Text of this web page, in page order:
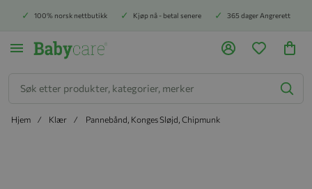
100% norsk nettbutikk Kjøp nå - betal senere 365 dager Angrerett
Hjem Klær Pannebånd, Konges Sløjd, Chipmunk